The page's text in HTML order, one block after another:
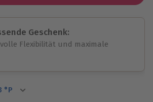
Geschenk:
Flexibilität und maximale
°P